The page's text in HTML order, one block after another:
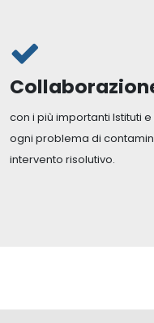
con i più importanti Istituti
ogni problema di
intervento risolutivo.